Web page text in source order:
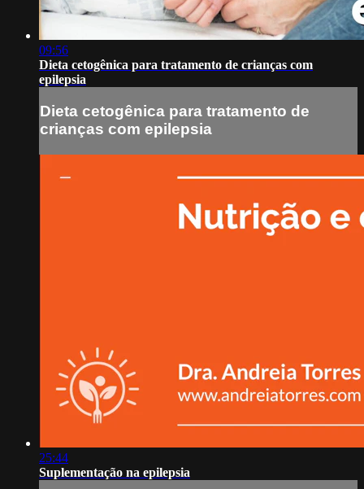
09:56
Dieta cetogênica para tratamento de crianças com
epilepsia
Dieta cetogênica para tratamento de
crianças com epilepsia
25:44
Suplementação na epilepsia